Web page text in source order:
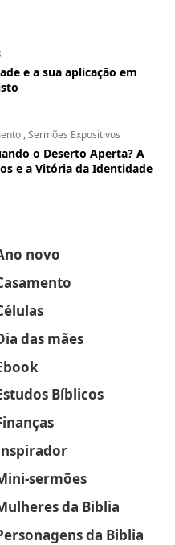
e a sua aplicação em
,Sermões Expositivos
o Deserto Aperta? A
e a Vitória da Identidade
novo
das mães
Bíblicos
sermões
da Biblia
da Biblia